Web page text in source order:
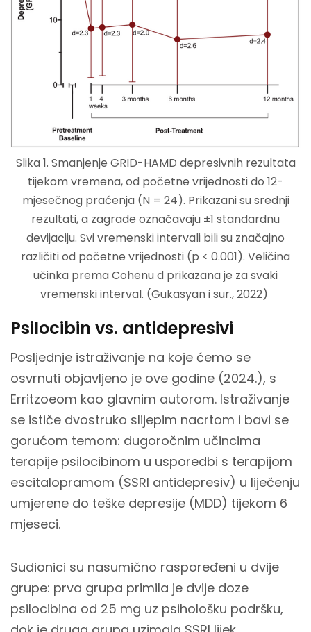
Slika 1. Smanjenje GRID-HAMD depresivnih rezultata
tijekom vremena, od početne vrijednosti do 12-
mjesečnog praćenja (N = 24). Prikazani su srednji
rezultati, a zagrade označavaju ±1 standardnu
devijaciju. Svi vremenski intervali bili su značajno
različiti od početne vrijednosti (p < 0.001). Veličina
učinka prema Cohenu d prikazana je za svaki
vremenski interval. (Gukasyan i sur., 2022)
Psilocibin vs. antidepresivi
Posljednje istraživanje na koje ćemo se
osvrnuti objavljeno je ove godine (2024.), s
Erritzoeom kao glavnim autorom. Istraživanje
se ističe dvostruko slijepim nacrtom i bavi se
gorućom temom: dugoročnim učincima
terapije psilocibinom u usporedbi s terapijom
escitalopramom (SSRI antidepresiv) u liječenju
umjerene do teške depresije (MDD) tijekom 6
mjeseci.
Sudionici su nasumično raspoređeni u dvije
grupe: prva grupa primila je dvije doze
psilocibina od 25 mg uz psihološku podršku,